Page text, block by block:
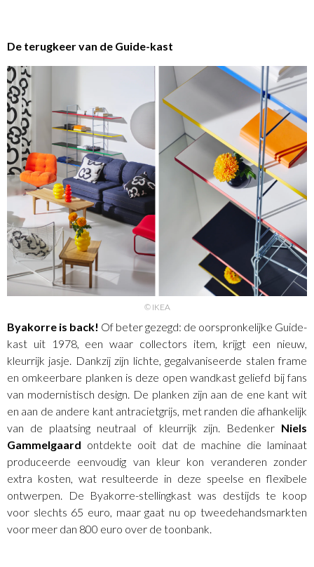
De terugkeer van de Guide-kast
© IKEA
Byakorre is back! Of beter gezegd: de oorspronkelijke Guide-
kast uit 1978, een waar collectors item, krijgt een nieuw,
kleurrijk jasje. Dankzij zijn lichte, gegalvaniseerde stalen frame
en omkeerbare planken is deze open wandkast geliefd bij fans
van modernistisch design. De planken zijn aan de ene kant wit
en aan de andere kant antracietgrijs, met randen die afhankelijk
van de plaatsing neutraal of kleurrijk zijn. BedenkerNiels
Gammelgaard ontdekte ooit dat de machine die laminaat
produceerde eenvoudig van kleur kon veranderen zonder
extra kosten, wat resulteerde in deze speelse en flexibele
ontwerpen. De Byakorre-stellingkast was destijds te koop
voor slechts 65 euro, maar gaat nu op tweedehandsmarkten
voor meer dan 800 euro over de toonbank.